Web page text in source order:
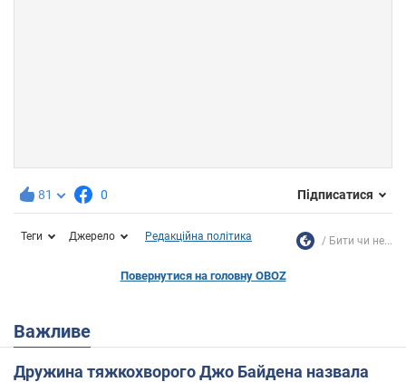
81 0 Підписатися
Теги Джерело Редакційна політика Бити чи не...
Повернутися на головну OBOZ
Важливе
Дружина тяжкохворого Джо Байдена назвала